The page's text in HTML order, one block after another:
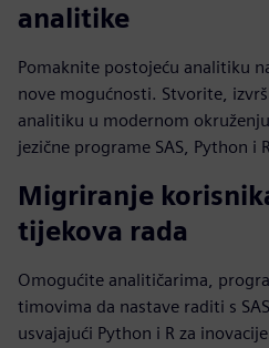
analitike
Pomaknite postojeću analitiku
nove mogućnosti. Stvorite,
analitiku u modernom
jezične programe SAS, Python i
Migriranje
tijekova rada
Omogućite analitičarima,
timovima da nastave raditi s
usvajajući Python i R za